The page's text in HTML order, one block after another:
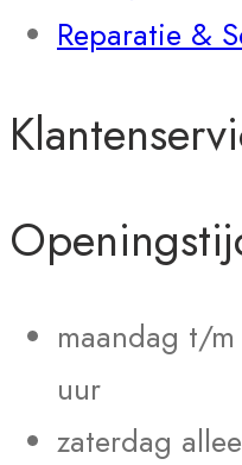
Reparatie &
maandag t/
uur
zaterdag